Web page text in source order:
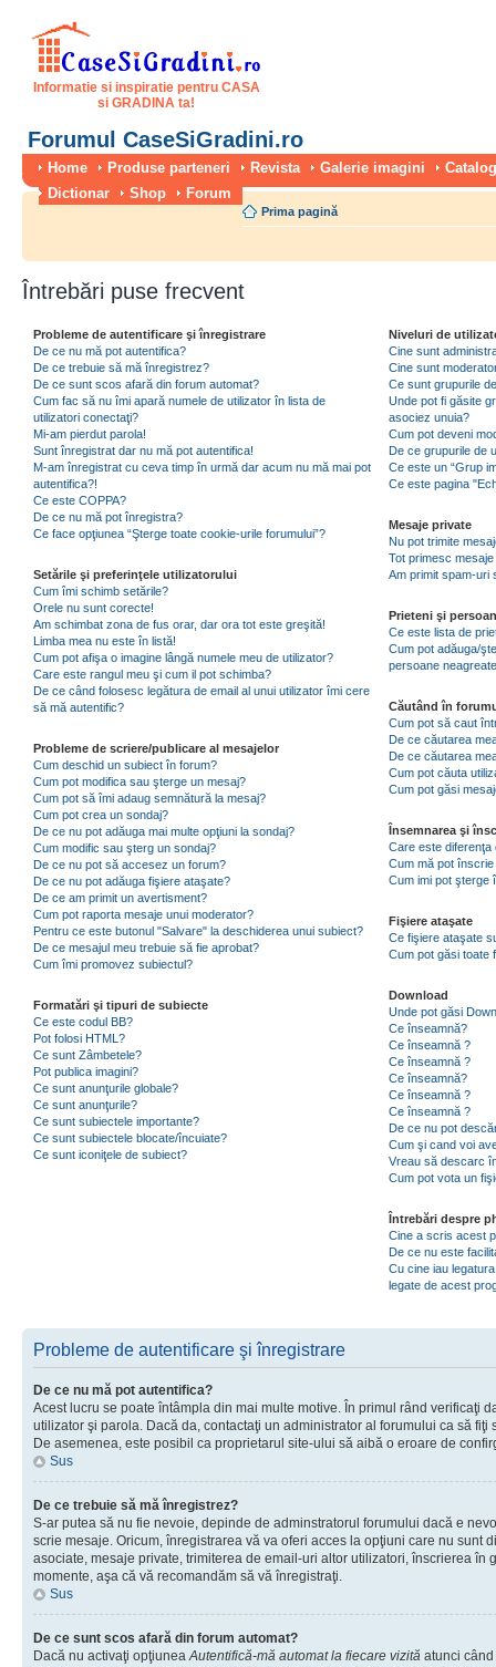
Informatie si inspiratie pentru CASA
si GRADINA ta!
Forumul CaseSiGradini.ro
Home Produse parteneri Revista Galerie imagini
Dictionar
Shop Forum
Prima pagină
Întrebări puse frecvent
Probleme de autentificare şi înregistrare
De ce nu mă pot autentifica?
De ce trebuie să mă înregistrez?
De ce sunt scos afară din forum automat?
Cum fac să nu îmi apară numele de utilizator în lista de
utilizatori conectaţi?
Mi-am pierdut parola!
Sunt înregistrat dar nu mă pot autentifica!
M-am înregistrat cu ceva timp în urmă dar acum nu mă mai pot
autentifica?!
Ce este COPPA?
De ce nu mă pot înregistra?
Ce face opţiunea “Şterge toate cookie-urile forumului”?
Setările şi preferinţele utilizatorului
Cum îmi schimb setările?
Orele nu sunt corecte!
Am schimbat zona de fus orar, dar ora tot este greşită!
Limba mea nu este în listă!
Cum pot afişa o imagine lângă numele meu de utilizator?
Care este rangul meu şi cum il pot schimba?
De ce când folosesc legătura de email al unui utilizator îmi cere
să mă autentific?
Probleme de scriere/publicare al mesajelor
Cum deschid un subiect în forum?
Cum pot modifica sau şterge un mesaj?
Cum pot să îmi adaug semnătură la mesaj?
Cum pot crea un sondaj?
De ce nu pot adăuga mai multe opţiuni la sondaj?
Cum modific sau şterg un sondaj?
De ce nu pot să accesez un forum?
De ce nu pot adăuga fişiere ataşate?
De ce am primit un avertisment?
Cum pot raporta mesaje unui moderator?
Pentru ce este butonul "Salvare" la deschiderea unui subiect?
De ce mesajul meu trebuie să fie aprobat?
Cum îmi promovez subiectul?
Formatări şi tipuri de subiecte
Ce este codul BB?
Pot folosi HTML?
Ce sunt Zâmbetele?
Pot publica imagini?
Ce sunt anunţurile globale?
Ce sunt anunţurile?
Ce sunt subiectele importante?
Ce sunt subiectele blocate/încuiate?
Ce sunt iconiţele de subiect?
Niveluri de
Cine sunt
Cine sunt
Ce sunt grupurile
Unde pot fi găsite
asociez unuia?
Cum pot deveni
De ce grupurile de
Ce este un “Grup
Ce este pagina
Mesaje private
Nu pot trimite
Tot primesc
Am primit spam-uri
Prieteni şi
Ce este lista de
Cum pot adăuga/
persoane
Căutând în
Cum pot să caut
De ce căutarea
De ce căutarea
Cum pot căuta
Cum pot găsi
Însemnarea şi
Care este
Cum mă pot
Cum imi pot şterge
Fişiere ataşate
Ce fişiere ataşate
Cum pot găsi toate
Download
Unde pot găsi
Ce înseamnă?
Ce înseamnă ?
Ce înseamnă ?
Ce înseamnă?
Ce înseamnă ?
Ce înseamnă ?
De ce nu pot
Cum şi cand voi
Vreau să descarc
Cum pot vota un
Întrebări despre
Cine a scris acest
De ce nu este
Cu cine iau
legate de acest
Probleme de autentificare şi înregistrare
De ce nu mă pot autentifica?
Acest lucru se poate întâmpla din mai multe motive. În primul rând verificaţi
utilizator şi parola. Dacă da, contactaţi un administrator al forumului ca să fiţi
De asemenea, este posibil ca proprietarul site-ului să aibă o eroare de
Sus
De ce trebuie să mă înregistrez?
S-ar putea să nu fie nevoie, depinde de adminstratorul forumului dacă e
scrie mesaje. Oricum, înregistrarea vă va oferi acces la opţiuni care nu sunt
asociate, mesaje private, trimiterea de email-uri altor utilizatori, înscrierea în
momente, aşa că vă recomandăm să vă înregistraţi.
Sus
De ce sunt scos afară din forum automat?
Dacă nu activaţi opţiuneaAutentifică-mă automat la fiecare vizită atunci